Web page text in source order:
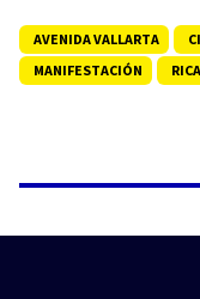
AVENIDA VALLARTA
MANIFESTACIÓN